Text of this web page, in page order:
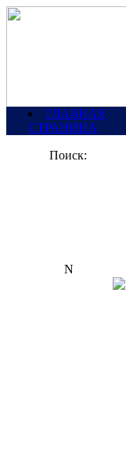
ГЛАВНАЯ
СТРАНИЦА
Поиск:
N